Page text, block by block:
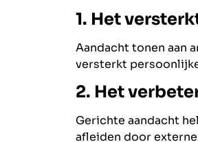
1. Het
Aandacht tonen aan
versterkt
2. Het
Gerichte aandacht
afleiden door